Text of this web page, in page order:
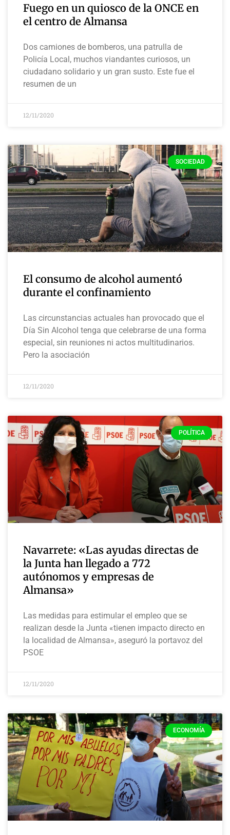
Fuego en un quiosco de la ONCE en
el centro de Almansa
Dos camiones de bomberos, una patrulla de
Policía Local, muchos viandantes curiosos, un
ciudadano solidario y un gran susto. Este fue el
resumen de un
12/11/2020
SOCIEDAD
El consumo de alcohol aumentó
durante el confinamiento
Las circunstancias actuales han provocado que el
Día Sin Alcohol tenga que celebrarse de una forma
especial, sin reuniones ni actos multitudinarios.
Pero la asociación
12/11/2020
POLÍTICA
Navarrete: «Las ayudas directas de
la Junta han llegado a 772
autónomos y empresas de
Almansa»
Las medidas para estimular el empleo que se
realizan desde la Junta «tienen impacto directo en
la localidad de Almansa», aseguró la portavoz del
PSOE
12/11/2020
ECONOMÍA